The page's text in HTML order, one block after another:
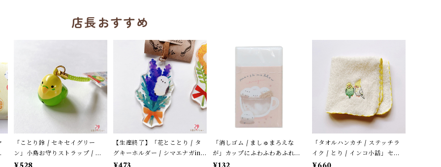
店長おすすめ
「ことり鈴 / セキセイグリー
ン」小鳥お守りストラップ / サ
ザンDSクリエイト / 黄緑色のセ
【生産終了】「花とことり / タ
グキーホルダー / シマエナガin
ラベンダー」花言葉と小鳥のア
「消しゴム / ましゅまろえな
が」カップにふわふわあふれる
シマエナガ / カフェオレ色 / ク
「タオルハンカチ / ステッチラ
イク / とり / インコ小話」セキ
セイ＆オカメ / 小鳥刺繍のハン